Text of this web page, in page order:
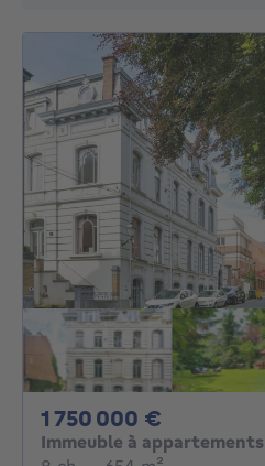
1 750 000 €
Immeuble à appartements